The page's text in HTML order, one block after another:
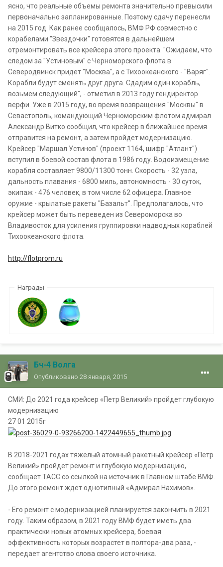
ясно, что реальные объемы ремонта значительно превысили
первоначально запланированные. Поэтому сдачу перенесли
на 2015 год. Как ранее сообщалось, ВМФ РФ совместно с
корабелами "Звездочки" готовятся в дальнейшем
отремонтировать все крейсера этого проекта. "Ожидаем, что
следом за "Устиновым" с Черноморского флота в
Северодвинск придет "Москва", а с Тихоокеанского - "Варяг".
Корабли будут сменять друг друга. Сдадим один корабль,
возьмем следующий", - отметил в 2013 году гендиректор
верфи. Уже в 2015 году, во время возвращения "Москвы" в
Севастополь, командующий Черноморским флотом адмирал
Александр Витко сообщил, что крейсер в ближайшее время
отправится на ремонт, а затем пройдет модернизацию.
Крейсер "Маршал Устинов" (проект 1164, шифр "Атлант")
вступил в боевой состав флота в 1986 году. Водоизмещение
корабля составляет 9800/11300 тонн. Скорость - 32 узла,
дальность плавания - 6800 миль, автономность - 30 суток,
экипаж - 476 человек, в том числе 62 офицера. Главное
оружие - крылатые ракеты "Базальт". Предполагалось, что
крейсер может быть переведен из Североморска во
Владивосток для усиления группировки надводных кораблей
Тихоокеанского флота.
http://flotprom.ru
Награды
Бч-4 Волга
Опубликовано 28 января, 2015
СМИ: До 2021 года крейсер «Петр Великий» пройдет глубокую
модернизацию
27 01 2015г
В 2018-2021 годах тяжелый атомный ракетный крейсер «Петр
Великий» пройдет ремонт и глубокую модернизацию,
сообщает ТАСС со ссылкой на источник в Главном штабе ВМФ.
До этого ремонт ждет однотипный «Адмирал Нахимов».
- Его ремонт с модернизацией планируется закончить в 2021
году. Таким образом, в 2021 году ВМФ будет иметь два
практически новых атомных крейсера, боевая
эффективность которых возрастет в полтора-два раза, -
передает агентство слова своего источника.